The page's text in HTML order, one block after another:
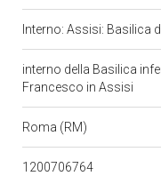
Interno: Assisi: Basilica
interno della Basilica
Francesco in Assisi
Roma (RM)
1200706764